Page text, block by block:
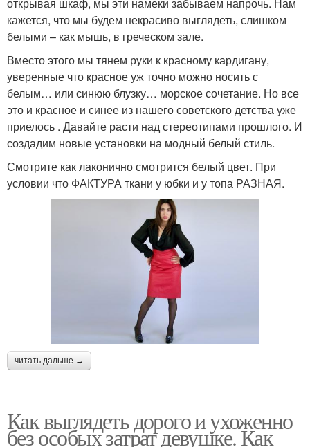
открывая шкаф, мы эти намеки забываем напрочь. Нам
кажется, что мы будем некрасиво выглядеть, слишком
белыми – как мышь, в греческом зале.
Вместо этого мы тянем руки к красному кардигану,
уверенные что красное уж точно можно носить с
белым… или синюю блузку… морское сочетание. Но все
это и красное и синее из нашего советского детства уже
приелось . Давайте расти над стереотипами прошлого. И
создадим новые установки на модный белый стиль.
Смотрите как лаконично смотрится белый цвет. При
условии что ФАКТУРА ткани у юбки и у топа РАЗНАЯ.
читать дальше →
Как выглядеть дорого и ухоженно
без особых затрат девушке. Как